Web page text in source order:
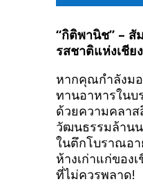
“กิติพานิช” –
รสชาติแห่งเชี
หากคุณกำลังม
ทานอาหารในบ
ด้วยความคลา
วัฒนธรรมล้านน
ในตึกโบราณอา
ห้างเก่าแก่ของ
ที่ไม่ควรพลาด!